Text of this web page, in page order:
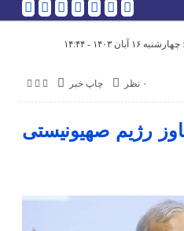
آبان ۱۴۰۳ - ۱۴:۴۴
چاپ خبر ۰ نظر
رژیم صهیونیستی